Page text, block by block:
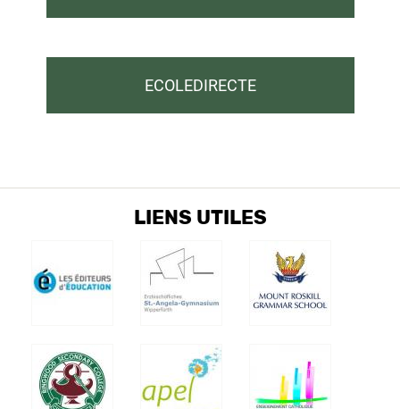
ECOLEDIRECTE
LIENS UTILES